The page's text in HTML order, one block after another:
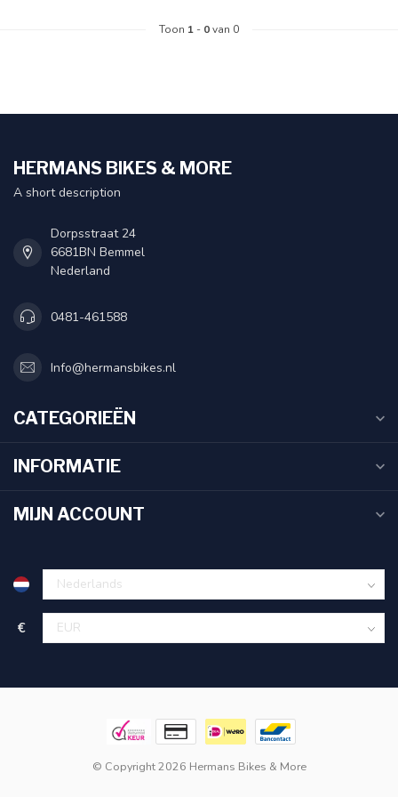
Toon 1 - 0van 0
HERMANS BIKES & MORE
A short description
Dorpsstraat 24
6681BN Bemmel
Nederland
0481-461588
Info@hermansbikes.nl
CATEGORIEËN
INFORMATIE
MIJN ACCOUNT
€
© Copyright 2026 Hermans Bikes & More